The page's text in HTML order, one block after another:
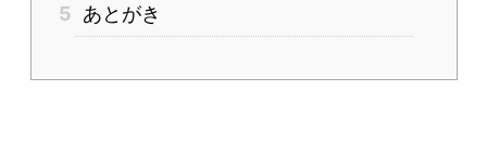
5 あとがき